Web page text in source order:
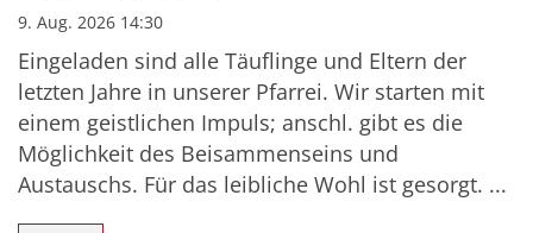
9. Aug. 2026 14:30
Eingeladen sind alle Täuflinge und Eltern der
letzten Jahre in unserer Pfarrei. Wir starten mit
einem geistlichen Impuls; anschl. gibt es die
Möglichkeit des Beisammenseins und
Austauschs. Für das leibliche Wohl ist gesorgt. ...